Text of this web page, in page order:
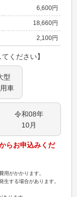
6,600円
18,660円
2,100円
ください】
型
車
令和08年
10月
らお申込みくだ
用がかかります。
する場合があります。